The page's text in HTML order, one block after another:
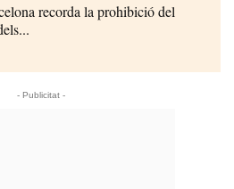
recorda la prohibició del
- Publicitat -